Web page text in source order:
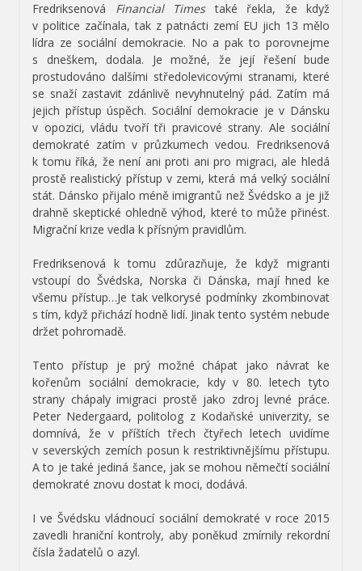
Fredriksenová Financial Timestaké řekla, že když
v politice začínala, tak z patnácti zemí EU jich 13 mělo
lídra ze sociální demokracie. No a pak to porovnejme
s dneškem, dodala. Je možné, že její řešení bude
prostudováno dalšími středolevicovými stranami, které
se snaží zastavit zdánlivě nevyhnutelný pád. Zatím má
jejich přístup úspěch. Sociální demokracie je v Dánsku
v opozici, vládu tvoří tři pravicové strany. Ale sociální
demokraté zatím v průzkumech vedou. Fredriksenová
k tomu říká, že není ani proti ani pro migraci, ale hledá
prostě realistický přístup v zemi, která má velký sociální
stát. Dánsko přijalo méně imigrantů než Švédsko a je již
drahně skeptické ohledně výhod, které to může přinést.
Migrační krize vedla k přísným pravidlům.
Fredriksenová k tomu zdůrazňuje, že když migranti
vstoupí do Švédska, Norska či Dánska, mají hned ke
všemu přístup…Je tak velkorysé podmínky zkombinovat
s tím, když přichází hodně lidí. Jinak tento systém nebude
držet pohromadě.
Tento přístup je prý možné chápat jako návrat ke
kořenům sociální demokracie, kdy v 80. letech tyto
strany chápaly imigraci prostě jako zdroj levné práce.
Peter Nedergaard, politolog z Kodaňské univerzity, se
domnívá, že v příštích třech čtyřech letech uvidíme
v severských zemích posun k restriktivnějšímu přístupu.
A to je také jediná šance, jak se mohou němečtí sociální
demokraté znovu dostat k moci, dodává.
I ve Švédsku vládnoucí sociální demokraté v roce 2015
zavedli hraniční kontroly, aby poněkud zmírnily rekordní
čísla žadatelů o azyl.